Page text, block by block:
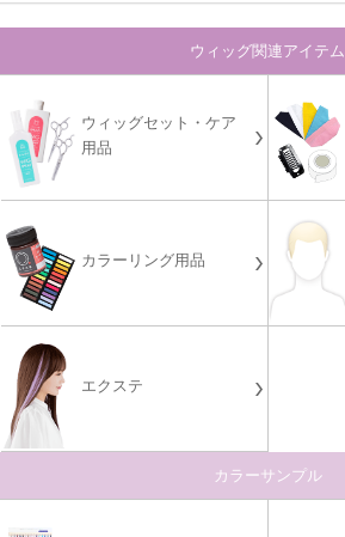
ウィッグ関連アイテム
ウィッグセット・ケア
用品
カラーリング用品
エクステ
カラーサンプル